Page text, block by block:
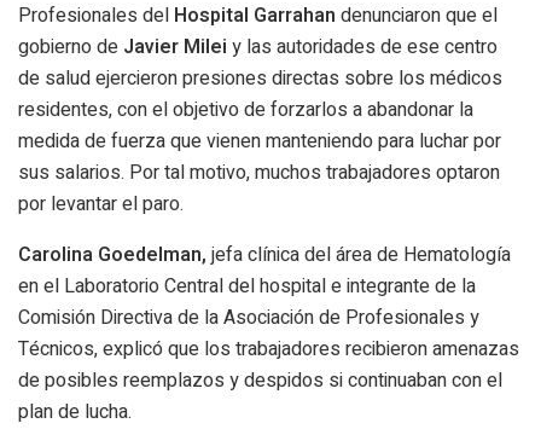
Profesionales del Hospital Garrahan denunciaron que el
gobierno de Javier Milei y las autoridades de ese centro
de saludejercieron presiones directas sobre los médicos
residentes, con el objetivo de forzarlos a abandonar la
medida de fuerza que vienen manteniendo para luchar por
sus salarios. Por tal motivo, muchos trabajadores optaron
por levantar el paro.
Carolina Goedelman,jefa clínica del área de Hematología
en el Laboratorio Central del hospital e integrante de la
Comisión Directiva de la Asociación de Profesionales y
Técnicos, explicó que los trabajadores recibieron amenazas
de posibles reemplazos y despidos si continuaban con el
plan de lucha.